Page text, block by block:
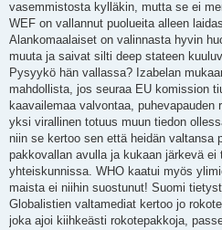
vasemmistosta kylläkin, mutta se ei
WEF on vallannut puolueita alleen
Alankomaalaiset on valinnasta hyvin
muuta ja saivat silti deep stateen
Pysyykö hän vallassa? Izabelan
mahdollista, jos seuraa EU komission
kaavailemaa valvontaa,
yksi virallinen totuus muun tiedon
niin se kertoo sen että heidän valtansa
pakkovallan avulla ja kukaan järkevä
yhteiskunnissa. WHO kaatui myös
maista ei niihin suostunut! Suomi
Globalistien valtamediat kertoo jo
joka ajoi kiihkeästi rokotepakkoja,